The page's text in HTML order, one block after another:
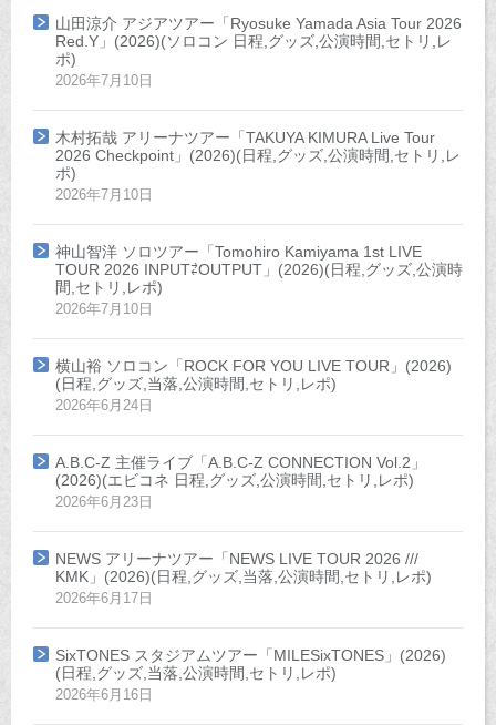
山田涼介 アジアツアー「Ryosuke Yamada Asia Tour 2026
Red.Y」(2026)(ソロコン 日程,グッズ,公演時間,セトリ,レ
ポ)
2026年7月10日
木村拓哉 アリーナツアー「TAKUYA KIMURA Live Tour
2026 Checkpoint」(2026)(日程,グッズ,公演時間,セトリ,レ
ポ)
2026年7月10日
神山智洋 ソロツアー「Tomohiro Kamiyama 1st LIVE
TOUR 2026 INPUT⇄OUTPUT」(2026)(日程,グッズ,公演時
間,セトリ,レポ)
2026年7月10日
横山裕 ソロコン「ROCK FOR YOU LIVE TOUR」(2026)
(日程,グッズ,当落,公演時間,セトリ,レポ)
2026年6月24日
A.B.C-Z 主催ライブ「A.B.C-Z CONNECTION Vol.2」
(2026)(エビコネ 日程,グッズ,公演時間,セトリ,レポ)
2026年6月23日
NEWS アリーナツアー「NEWS LIVE TOUR 2026 ///
KMK」(2026)(日程,グッズ,当落,公演時間,セトリ,レポ)
2026年6月17日
SixTONES スタジアムツアー「MILESixTONES」(2026)
(日程,グッズ,当落,公演時間,セトリ,レポ)
2026年6月16日